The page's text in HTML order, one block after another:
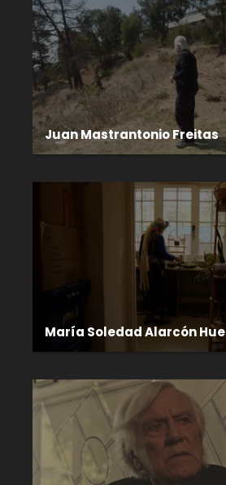
Juan Mastrantonio Freitas
María Soledad Alarcón